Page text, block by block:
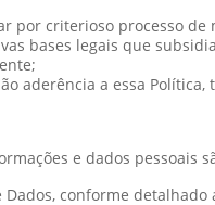
por criterioso processo
bases legais que
aderência a essa
e dados pessoais
conforme